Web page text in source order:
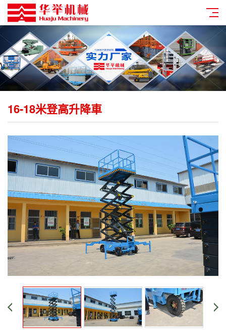
16-18米登高升降車